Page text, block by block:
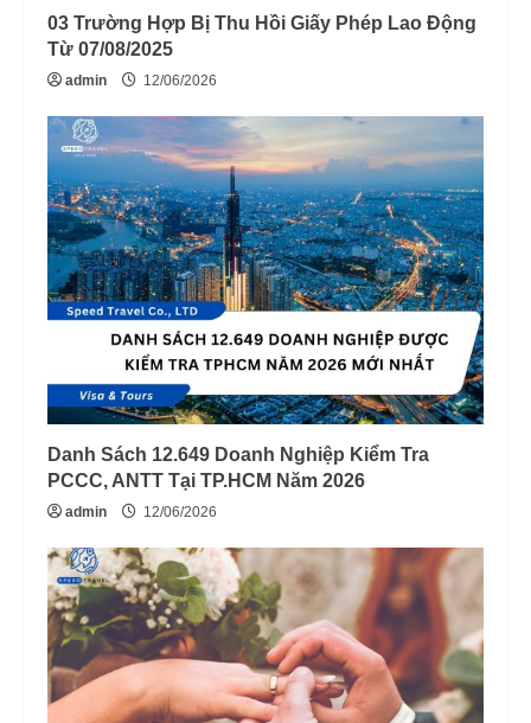
03 Trường Hợp Bị Thu Hồi Giấy Phép Lao Động
Từ 07/08/2025
admin 12/06/2026
Danh Sách 12.649 Doanh Nghiệp Kiểm Tra
PCCC, ANTT Tại TP.HCM Năm 2026
admin 12/06/2026